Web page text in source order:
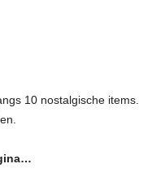
10 nostalgische items.